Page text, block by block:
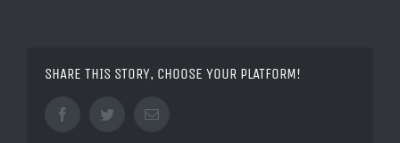
marolo,distillé par Santa
prochainement les vins de
SHARE THIS STORY, CHOOSE YOUR PLATFORM!
Facebook Twitter Email